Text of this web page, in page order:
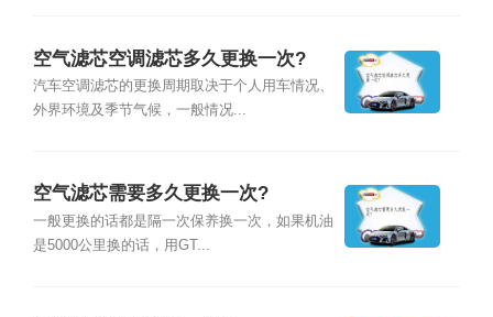
空气滤芯空调滤芯多久更换一次?
汽车空调滤芯的更换周期取决于个人用车情况、
外界环境及季节气候，一般情况...
空气滤芯需要多久更换一次?
一般更换的话都是隔一次保养换一次，如果机油
是5000公里换的话，用GT...